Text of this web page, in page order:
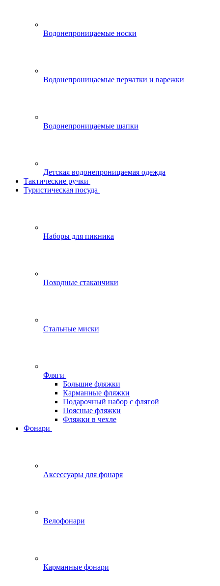
Водонепроницаемые носки
Водонепроницаемые перчатки и варежки
Водонепроницаемые шапки
Детская водонепроницаемая одежда
Тактические ручки
Туристическая посуда
Наборы для пикника
Походные стаканчики
Стальные миски
Фляги
Большие фляжки
Карманные фляжки
Подарочный набор с флягой
Поясные фляжки
Фляжки в чехле
Фонари
Аксессуары для фонаря
Велофонари
Карманные фонари